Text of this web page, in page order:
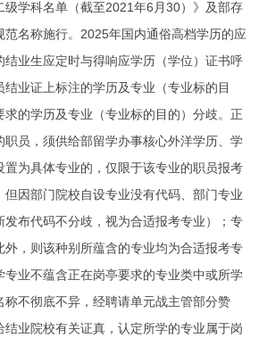
级学科名单（截至2021年6月30）》及部存
范名称施行。2025年国内通俗高档学历的应
结业生应定时与得响应学历（学位）证书呼
业证上标注的学历及专业（专业标的目
求的学历及专业（专业标的目的）分歧。正
职员，须供给部留学办事核心外洋学历、学
置为具体专业的，仅限于该专业的职员报考
但因部门院校自设专业没有代码、部门专业
发布代码不分歧，视为合适报考专业）；专
外，则该种别所蕴含的专业均为合适报考专
专业不蕴含正在岗亭要求的专业类中或所学
称不彻底不异，经聘请单元战主管部分赞
结业院校有关证真，认定所学的专业属于岗